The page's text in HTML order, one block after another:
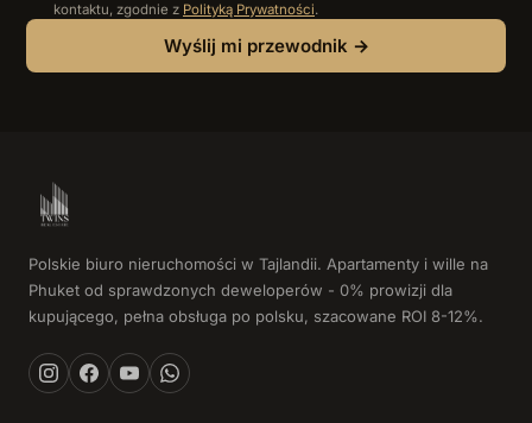
kontaktu, zgodnie z Polityką Prywatności.
Wyślij mi przewodnik →
Polskie biuro nieruchomości w Tajlandii. Apartamenty i wille na
Phuket od sprawdzonych deweloperów - 0% prowizji dla
kupującego, pełna obsługa po polsku, szacowane ROI 8-12%.